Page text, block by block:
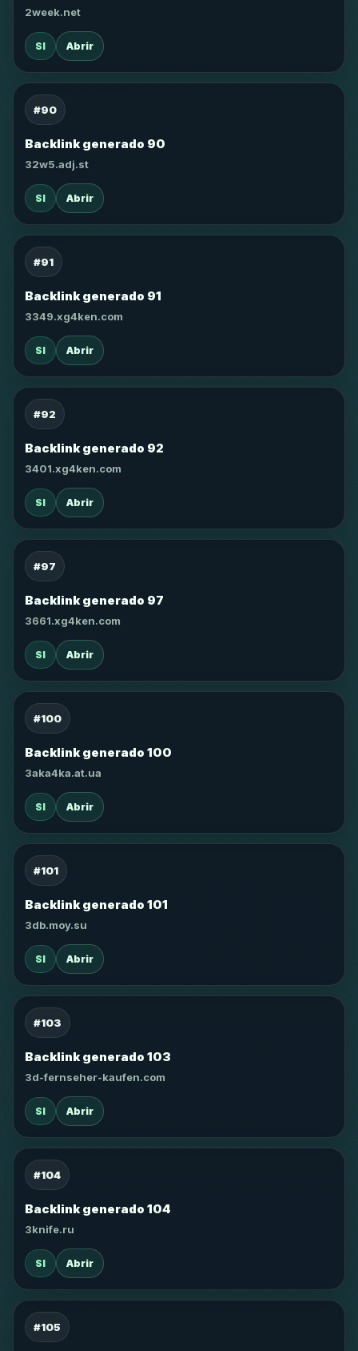
2week.net
SI Abrir
#90
Backlink generado 90
32w5.adj.st
SI Abrir
#91
Backlink generado 91
3349.xg4ken.com
SI Abrir
#92
Backlink generado 92
3401.xg4ken.com
SI Abrir
#97
Backlink generado 97
3661.xg4ken.com
SI Abrir
#100
Backlink generado 100
3aka4ka.at.ua
SI Abrir
#101
Backlink generado 101
3db.moy.su
SI Abrir
#103
Backlink generado 103
3d-fernseher-kaufen.com
SI Abrir
#104
Backlink generado 104
3knife.ru
SI Abrir
#105